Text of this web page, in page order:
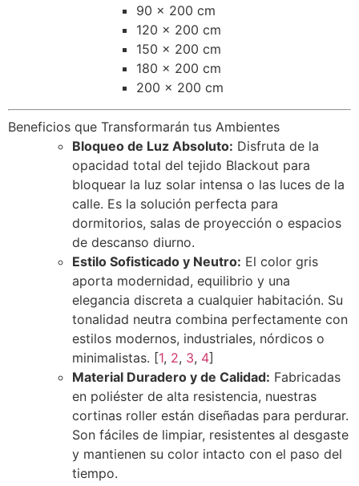
90 x 200 cm
120 x 200 cm
150 x 200 cm
180 x 200 cm
200 x 200 cm
Beneficios que Transformarán tus Ambientes
Bloqueo de Luz Absoluto: Disfruta de la
opacidad total del tejido Blackout para
bloquear la luz solar intensa o las luces de la
calle. Es la solución perfecta para
dormitorios, salas de proyección o espacios
de descanso diurno.
Estilo Sofisticado y Neutro: El color gris
aporta modernidad, equilibrio y una
elegancia discreta a cualquier habitación. Su
tonalidad neutra combina perfectamente con
estilos modernos, industriales, nórdicos o
minimalistas. [1, 2, 3, 4]
Material Duradero y de Calidad: Fabricadas
en poliéster de alta resistencia, nuestras
cortinas roller están diseñadas para perdurar.
Son fáciles de limpiar, resistentes al desgaste
y mantienen su color intacto con el paso del
tiempo.